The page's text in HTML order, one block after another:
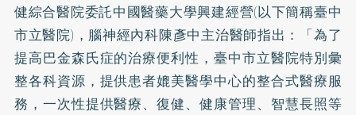
健綜合醫院委託中國醫藥大學興建經營(以下簡稱臺中
市立醫院)，腦神經內科陳彥中主治醫師指出：「為了
提高巴金森氏症的治療便利性，臺中市立醫院特別彙
整各科資源，提供患者媲美醫學中心的整合式醫療服
務，一次性提供醫療、復健、健康管理、智慧長照等